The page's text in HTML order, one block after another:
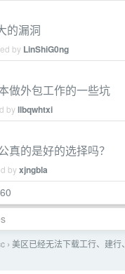
的漏洞
by LinShiG0ng
做外包工作的一些坑
byllbqwhtxi
真的是好的选择吗？
byxjngbla
› 美区已经无法下载工行、建行、